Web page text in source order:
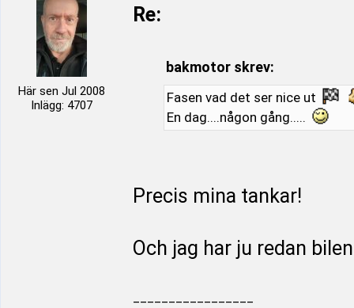
Här sen Jul 2008
Inlägg: 4707
Re:
bakmotor skrev:
Fasen vad det ser nice ut
En dag....någon gång.....
Precis mina tankar!
Och jag har ju redan